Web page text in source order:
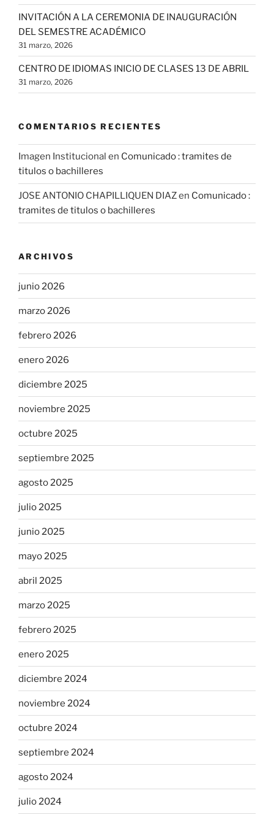
INVITACIÓN A LA CEREMONIA DE INAUGURACIÓN
DEL SEMESTRE ACADÉMICO
31 marzo, 2026
CENTRO DE IDIOMAS INICIO DE CLASES 13 DE ABRIL
31 marzo, 2026
COMENTARIOS RECIENTES
Imagen Institucional en Comunicado : tramites de
titulos o bachilleres
JOSE ANTONIO CHAPILLIQUEN DIAZen Comunicado :
tramites de titulos o bachilleres
ARCHIVOS
junio 2026
marzo 2026
febrero 2026
enero 2026
diciembre 2025
noviembre 2025
octubre 2025
septiembre 2025
agosto 2025
julio 2025
junio 2025
mayo 2025
abril 2025
marzo 2025
febrero 2025
enero 2025
diciembre 2024
noviembre 2024
octubre 2024
septiembre 2024
agosto 2024
julio 2024